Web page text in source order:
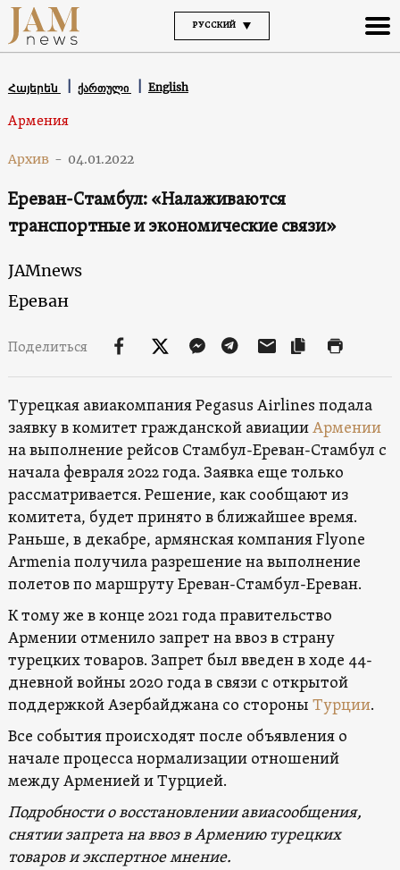
РУССКИЙ
Հայերեն ქართული English
Армения
Архив - 04.01.2022
Ереван-Стамбул: «Налаживаются
транспортные и экономические связи»
JAMnews
Ереван
Поделиться
Турецкая авиакомпания Pegasus Airlines подала
заявку в комитет гражданской авиацииАрмении
на выполнение рейсов Стамбул-Ереван-Стамбул с
начала февраля 2022 года. Заявка еще только
рассматривается. Решение, как сообщают из
комитета, будет принято в ближайшее время.
Раньше, в декабре, армянская компания Flyone
Armenia получила разрешение на выполнение
полетов по маршруту Ереван-Стамбул-Ереван.
К тому же в конце 2021 года правительство
Армении отменило запрет на ввоз в страну
турецких товаров. Запрет был введен в ходе 44-
дневной войны 2020 года в связи с открытой
поддержкой Азербайджана со стороны Турции.
Все события происходят после объявления о
начале процесса нормализации отношений
между Арменией и Турцией.
Подробности о восстановлении авиасообщения,
снятии запрета на ввоз в Армению турецких
товаров и экспертное мнение.